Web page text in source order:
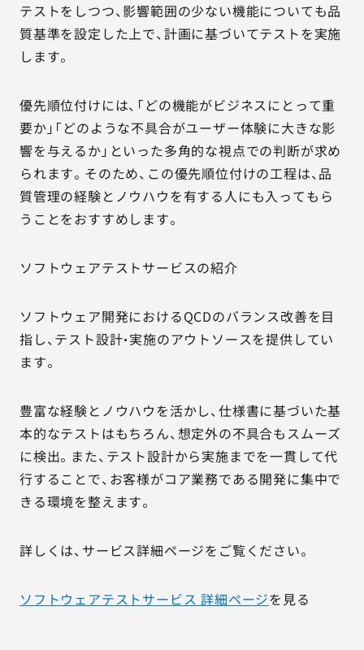
テストをしつつ、影響範囲の少ない機能についても品
質基準を設定した上で、計画に基づいてテストを実施
します。
優先順位付けには、「どの機能がビジネスにとって重
要か」「どのような不具合がユーザー体験に大きな影
響を与えるか」といった多角的な視点での判断が求め
られます。そのため、この優先順位付けの工程は、品
質管理の経験とノウハウを有する人にも入ってもら
うことをおすすめします。
ソフトウェアテストサービスの紹介
ソフトウェア開発におけるQCDのバランス改善を目
指し、テスト設計・実施のアウトソースを提供してい
ます。
豊富な経験とノウハウを活かし、仕様書に基づいた基
本的なテストはもちろん、想定外の不具合もスムーズ
に検出。また、テスト設計から実施までを一貫して代
行することで、お客様がコア業務である開発に集中で
きる環境を整えます。
詳しくは、サービス詳細ページをご覧ください。
ソフトウェアテストサービス 詳細ページを見る